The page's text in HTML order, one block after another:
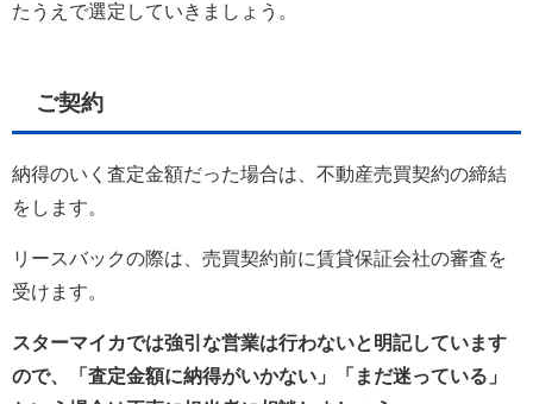
たうえで選定していきましょう。
ご契約
納得のいく査定金額だった場合は、不動産売買契約の締結
をします。
リースバックの際は、売買契約前に賃貸保証会社の審査を
受けます。
スターマイカでは強引な営業は行わないと明記しています
ので、「査定金額に納得がいかない」「まだ迷っている」